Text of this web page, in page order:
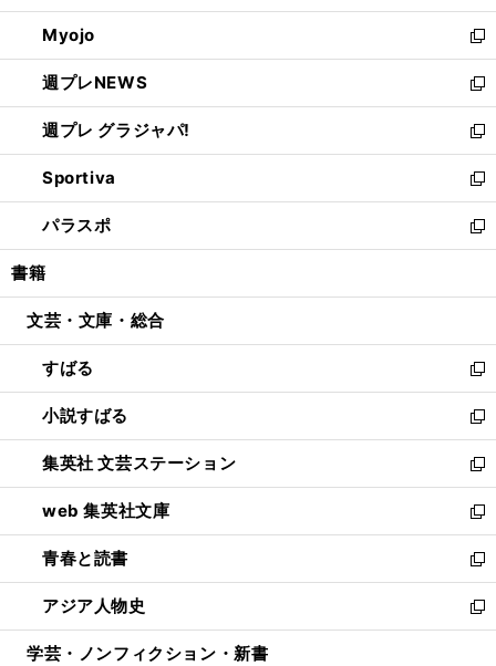
開
く
ウ
で
開
く
ン
ド
ウ
で
開
く
ウ
ィ
ン
ド
ウ
で
開
く
Myojo
新
し
い
ウ
ィ
ン
ド
ウ
で
開
週プレNEWS
新
し
い
ウ
ィ
ン
ド
ウ
開
週プレ グラジャパ!
新
し
い
ウ
ィ
ン
ウ
開
く
Sportiva
新
し
い
ウ
ン
ウ
で
開
く
パラスポ
新
し
ウ
ン
ド
ウ
で
開
く
書籍
文芸・文庫・総合
すばる
新
し
い
ウ
ィ
ン
ド
ウ
で
開
く
小説すばる
新
し
い
ウ
ィ
ン
ド
ウ
で
開
集英社 文芸ステーション
新
し
い
ウ
ィ
ン
ド
ウ
web 集英社文庫
新
し
い
ウ
ィ
ン
青春と読書
新
し
い
ウ
アジア人物史
新
し
学芸・ノンフィクション・新書